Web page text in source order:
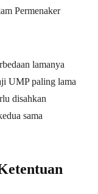
Permenaker
lamanya
UMP paling lama
disahkan
sama